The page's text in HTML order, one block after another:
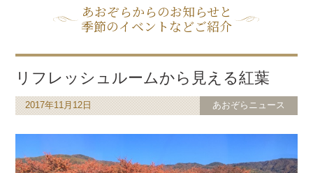
あおぞらからのお知らせと
季節のイベントなどご紹介
リフレッシュルームから見える紅葉
2017年11月12日 あおぞらニュース